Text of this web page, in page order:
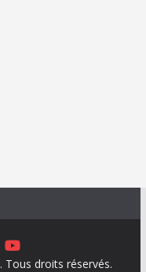
. Tous droits réservés.